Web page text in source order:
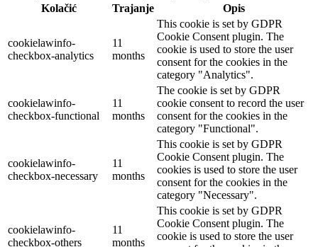
Kolačić
Trajanje Opis
cookielawinfo-
checkbox-analytics
11
months
This cookie is set by GDPR
Cookie Consent plugin. The
cookie is used to store the user
consent for the cookies in the
category "Analytics".
cookielawinfo-
checkbox-functional
11
months
The cookie is set by GDPR
cookie consent to record the user
consent for the cookies in the
category "Functional".
cookielawinfo-
checkbox-necessary
11
months
This cookie is set by GDPR
Cookie Consent plugin. The
cookies is used to store the user
consent for the cookies in the
category "Necessary".
cookielawinfo-
checkbox-others
11
months
This cookie is set by GDPR
Cookie Consent plugin. The
cookie is used to store the user